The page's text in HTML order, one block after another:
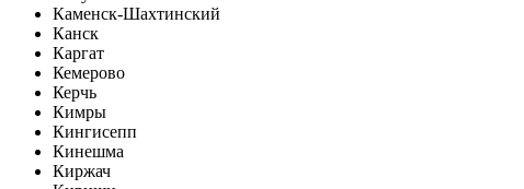
Каменск-Шахтинский
Канск
Каргат
Кемерово
Керчь
Кимры
Кингисепп
Кинешма
Киржач